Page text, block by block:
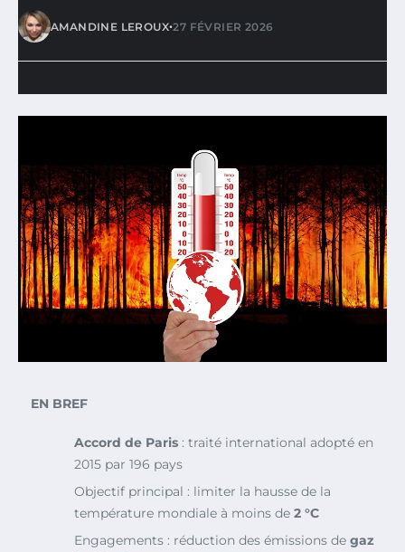
AMANDINE LEROUX•27 FÉVRIER 2026
EN BREF
Accord de Paris : traité international adopté en
2015 par 196 pays
Objectif principal : limiter la hausse de la
température mondiale à moins de 2 °C
Engagements : réduction des émissions de gaz